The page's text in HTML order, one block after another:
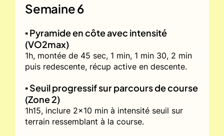
Semaine 6
▪️ Pyramide en côte avec intensité
(VO2max)
1h, montée de 45 sec, 1 min, 1 min 30, 2 min
puis redescente, récup active en descente.
▪️ Seuil progressif sur parcours de course
(Zone 2)
1h15, inclure 2x10 min à intensité seuil sur
terrain ressemblant à la course.